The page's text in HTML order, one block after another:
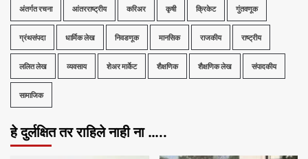
अंतर्गत रचना आंतरराष्ट्रीय करिअर कृषी क्रिकेट गुंतवणूक
ग्रंथसंपदा धार्मिक लेख निवडणूक मानसिक राजकीय राष्ट्रीय
ललित लेख व्यवसाय शेअर मार्केट शैक्षणिक शैक्षणिक लेख संपादकीय
सामाजिक
हे दुर्लक्षित तर राहिले नाही ना …..